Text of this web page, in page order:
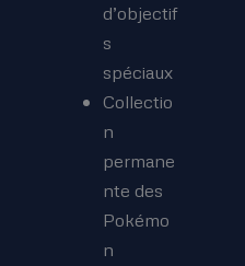
d’objectif
s
spéciaux
Collectio
n
permane
nte des
Pokémo
n